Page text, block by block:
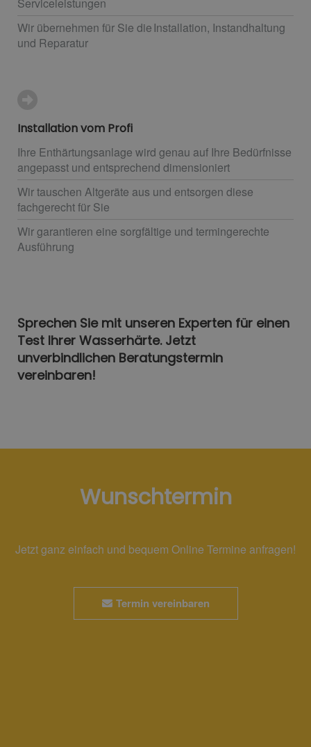
Wir übernehmen für Sie die Installation, Instandhaltung
und Reparatur
Installation vom Profi
Ihre Enthärtungsanlage wird genau auf Ihre Bedürfnisse
angepasst und entsprechend dimensioniert
Wir tauschen Altgeräte aus und entsorgen diese
fachgerecht für Sie
Wir garantieren eine sorgfältige und termingerechte
Ausführung
Sprechen Sie mit unseren Experten für einen
Test Ihrer Wasserhärte. Jetzt
unverbindlichen Beratungstermin
vereinbaren!
Wunschtermin
Jetzt ganz einfach und bequem Online Termine anfragen!
Termin vereinbaren